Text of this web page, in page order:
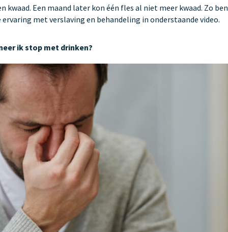
kwaad. Een maand later kon één fles al niet meer kwaad. Zo
met verslaving en behandeling in onderstaande video.
ik stop met drinken?